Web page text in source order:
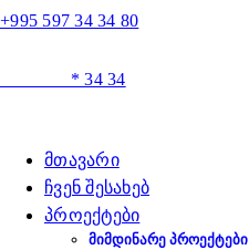
+995 597 34 34 80
* 34 34
მთავარი
ჩვენ შესახებ
პროექტები
ᲛᲘᲛᲓᲘᲜᲐᲠᲔ ᲞᲠᲝᲔᲥᲢᲔᲑᲘ